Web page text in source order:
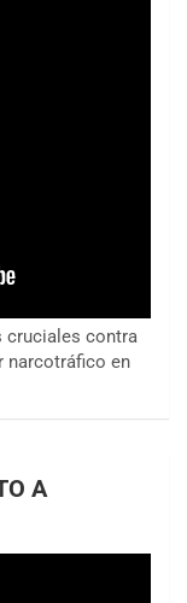
cruciales contra
narcotráfico en
A